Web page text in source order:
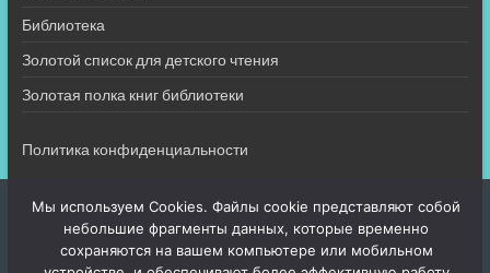
Библиотека
Золотой список для детского чтения
Золотая полка книг библиотеки
Политика конфиденциальности
Мы используем Cookies. Файлы cookie представляют собой
небольшие фрагменты данных, которые временно
сохраняются на вашем компьютере или мобильном